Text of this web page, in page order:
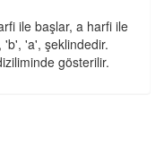
ile başlar, a harfi ile
'b', 'a', şeklindedir.
gösterilir.